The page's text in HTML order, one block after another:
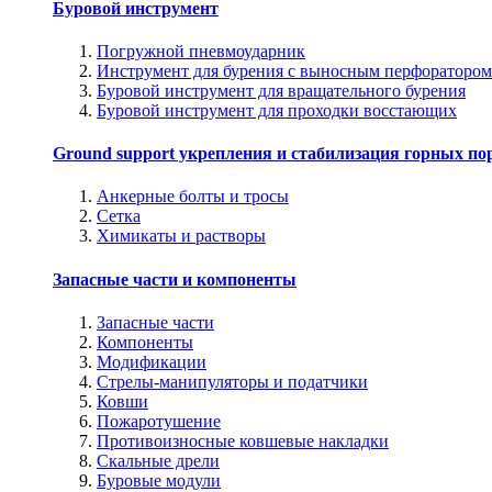
Буровой инструмент
Погружной пневмоударник
Инструмент для бурения с выносным перфоратором
Буровой инструмент для вращательного бурения
Буровой инструмент для проходки восстающих
Ground support укрепления и стабилизация горных
Анкерные болты и тросы
Сетка
Химикаты и растворы
Запасные части и компоненты
Запасные части
Компоненты
Модификации
Стрелы-манипуляторы и податчики
Ковши
Пожаротушение
Противоизносные ковшевые накладки
Скальные дрели
Буровые модули